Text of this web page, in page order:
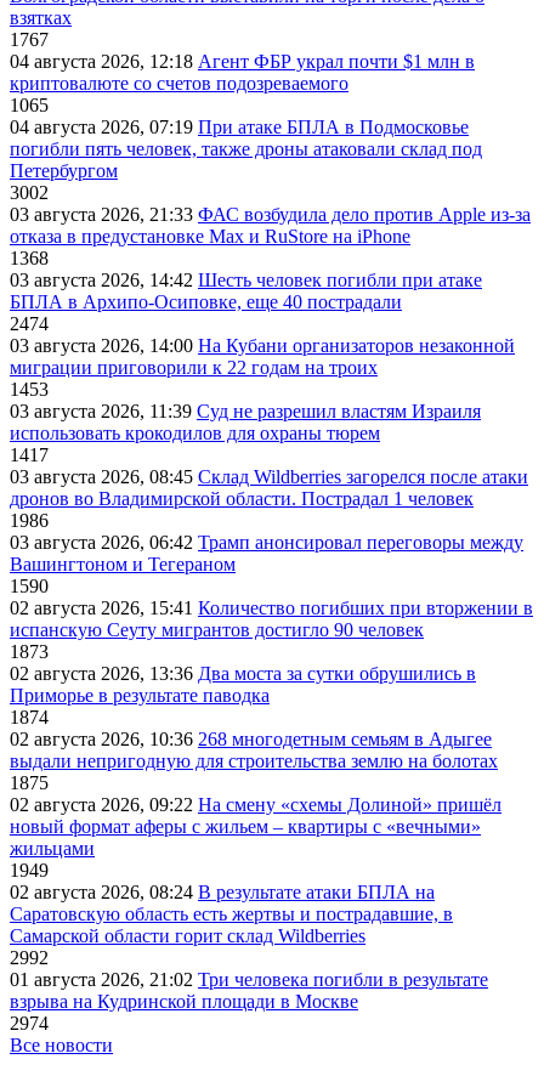
взятках
1767
04 августа 2026, 12:18 Агент ФБР украл почти $1 млн в
криптовалюте со счетов подозреваемого
1065
04 августа 2026, 07:19 При атаке БПЛА в Подмосковье
погибли пять человек, также дроны атаковали склад под
Петербургом
3002
03 августа 2026, 21:33 ФАС возбудила дело против Apple из-за
отказа в предустановке Max и RuStore на iPhone
1368
03 августа 2026, 14:42 Шесть человек погибли при атаке
БПЛА в Архипо-Осиповке, еще 40 пострадали
2474
03 августа 2026, 14:00 На Кубани организаторов незаконной
миграции приговорили к 22 годам на троих
1453
03 августа 2026, 11:39 Суд не разрешил властям Израиля
использовать крокодилов для охраны тюрем
1417
03 августа 2026, 08:45 Склад Wildberries загорелся после атаки
дронов во Владимирской области. Пострадал 1 человек
1986
03 августа 2026, 06:42 Трамп анонсировал переговоры между
Вашингтоном и Тегераном
1590
02 августа 2026, 15:41 Количество погибших при вторжении в
испанскую Сеуту мигрантов достигло 90 человек
1873
02 августа 2026, 13:36 Два моста за сутки обрушились в
Приморье в результате паводка
1874
02 августа 2026, 10:36 268 многодетным семьям в Адыгее
выдали непригодную для строительства землю на болотах
1875
02 августа 2026, 09:22 На смену «схемы Долиной» пришёл
новый формат аферы с жильем – квартиры с «вечными»
жильцами
1949
02 августа 2026, 08:24 В результате атаки БПЛА на
Саратовскую область есть жертвы и пострадавшие, в
Самарской области горит склад Wildberries
2992
01 августа 2026, 21:02 Три человека погибли в результате
взрыва на Кудринской площади в Москве
2974
Все новости